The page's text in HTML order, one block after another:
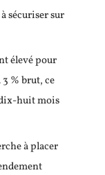
sécuriser sur
élevé pour
% brut, ce
dix-huit mois
à placer